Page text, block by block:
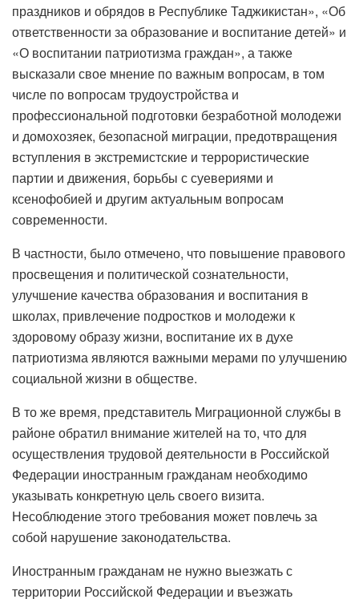
праздников и обрядов в Республике Таджикистан», «Об
ответственности за образование и воспитание детей» и
«О воспитании патриотизма граждан», а также
высказали свое мнение по важным вопросам, в том
числе по вопросам трудоустройства и
профессиональной подготовки безработной молодежи
и домохозяек, безопасной миграции, предотвращения
вступления в экстремистские и террористические
партии и движения, борьбы с суевериями и
ксенофобией и другим актуальным вопросам
современности.
В частности, было отмечено, что повышение правового
просвещения и политической сознательности,
улучшение качества образования и воспитания в
школах, привлечение подростков и молодежи к
здоровому образу жизни, воспитание их в духе
патриотизма являются важными мерами по улучшению
социальной жизни в обществе.
В то же время, представитель Миграционной службы в
районе обратил внимание жителей на то, что для
осуществления трудовой деятельности в Российской
Федерации иностранным гражданам необходимо
указывать конкретную цель своего визита.
Несоблюдение этого требования может повлечь за
собой нарушение законодательства.
Иностранным гражданам не нужно выезжать с
территории Российской Федерации и въезжать